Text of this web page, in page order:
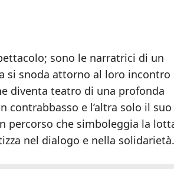
sono le narratrici di un
si snoda attorno al loro incontro
diventa teatro di una profonda
contrabbasso e l’altra solo il suo
percorso che simboleggia la
nel dialogo e nella solidarietà.